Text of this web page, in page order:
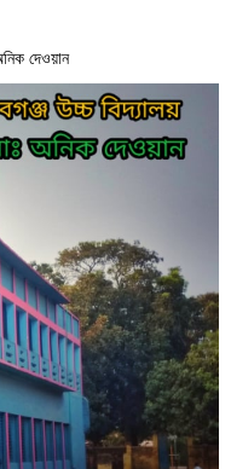
দেওয়ান